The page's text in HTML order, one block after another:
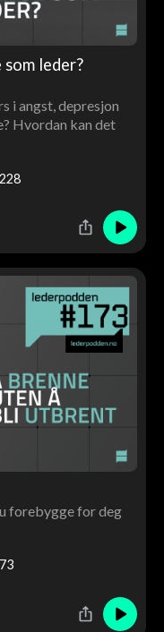
leder?
i angst, depresjon
Hvordan kan det
228
forebygge for deg